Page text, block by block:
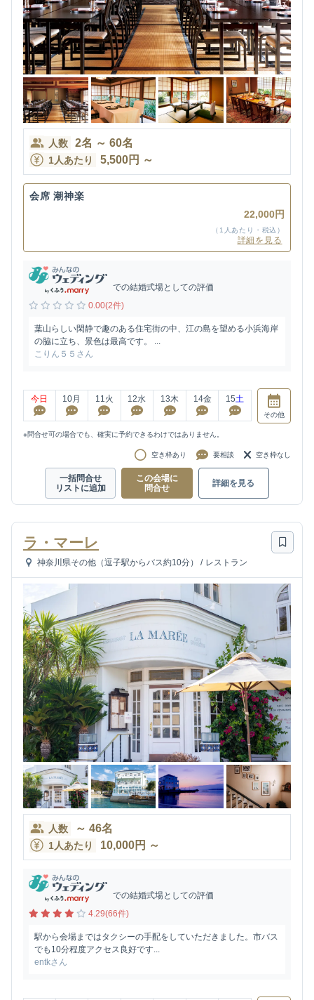
人数 2名 ～ 60名
1人あたり 5,500円 ～
会席 潮神楽
22,000円
（1人あたり・税込）
詳細を見る
での結婚式場としての評価
0.00(2件)
葉山らしい閑静で趣のある住宅街の中、江の島を望める小浜海岸
の脇に立ち、景色は最高です。 ...
こりん５５さん
今日 10月 11火 12水 13木 14金 15土
その他
※問合せ可の場合でも、確実に予約できるわけではありません。
空き枠あり 要相談 空き枠なし
一括問合せ
リストに追加
この会場に
問合せ
詳細を見る
ラ・マーレ
神奈川県その他（逗子駅からバス約10分） / レストラン
人数 ～ 46名
1人あたり 10,000円 ～
での結婚式場としての評価
4.29(66件)
駅から会場まではタクシーの手配をしていただきました。市バス
でも10分程度アクセス良好です...
entkさん